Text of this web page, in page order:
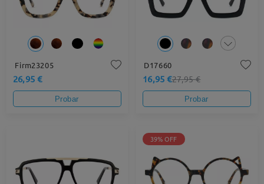
Firm23205
26,95 €
Probar
D17660
16,95 €27,95 €
Probar
39% OFF